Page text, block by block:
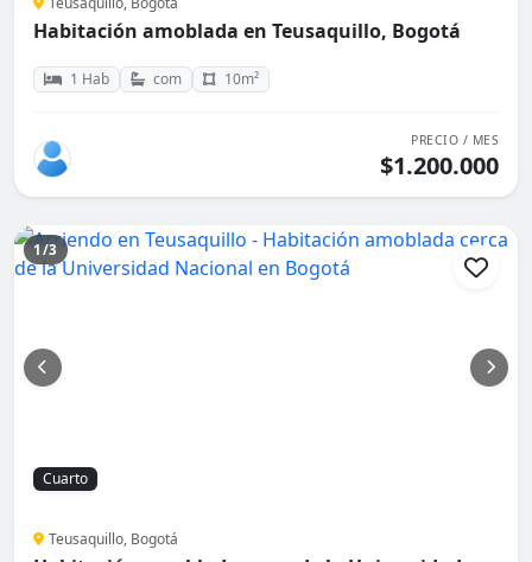
Habitación amoblada en Teusaquillo, Bogotá
1 Hab com 10m²
PRECIO / MES
$1.200.000
1/3
Cuarto
Teusaquillo, Bogotá